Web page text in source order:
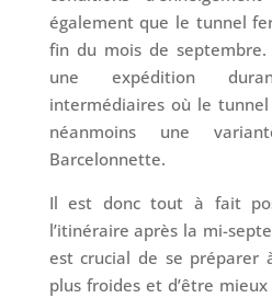
également que le tunnel
fin du mois de
une expédition
intermédiaires où le
néanmoins une
Barcelonnette.
Il est donc tout à fait
l’itinéraire après la mi-
est crucial de se préparer
plus froides et d’être